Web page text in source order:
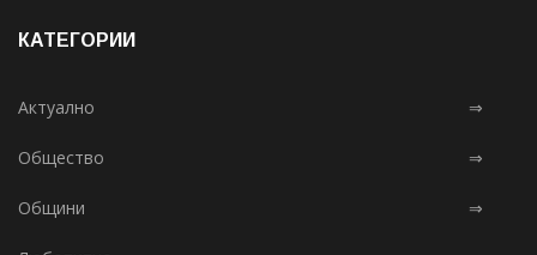
КАТЕГОРИИ
Актуално ⇒
Общество ⇒
Общини ⇒